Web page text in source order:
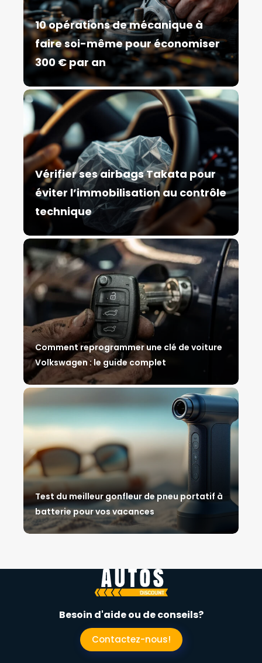
10 opérations de mécanique à
faire soi-même pour économiser
300 € par an
Comment reprogrammer une clé de voiture
Volkswagen : le guide complet
Test du meilleur gonfleur de pneu portatif à
batterie pour vos vacances
Vérifier ses airbags Takata pour
éviter l’immobilisation au contrôle
technique
Besoin d'aide ou de conseils?
Contactez-nous!